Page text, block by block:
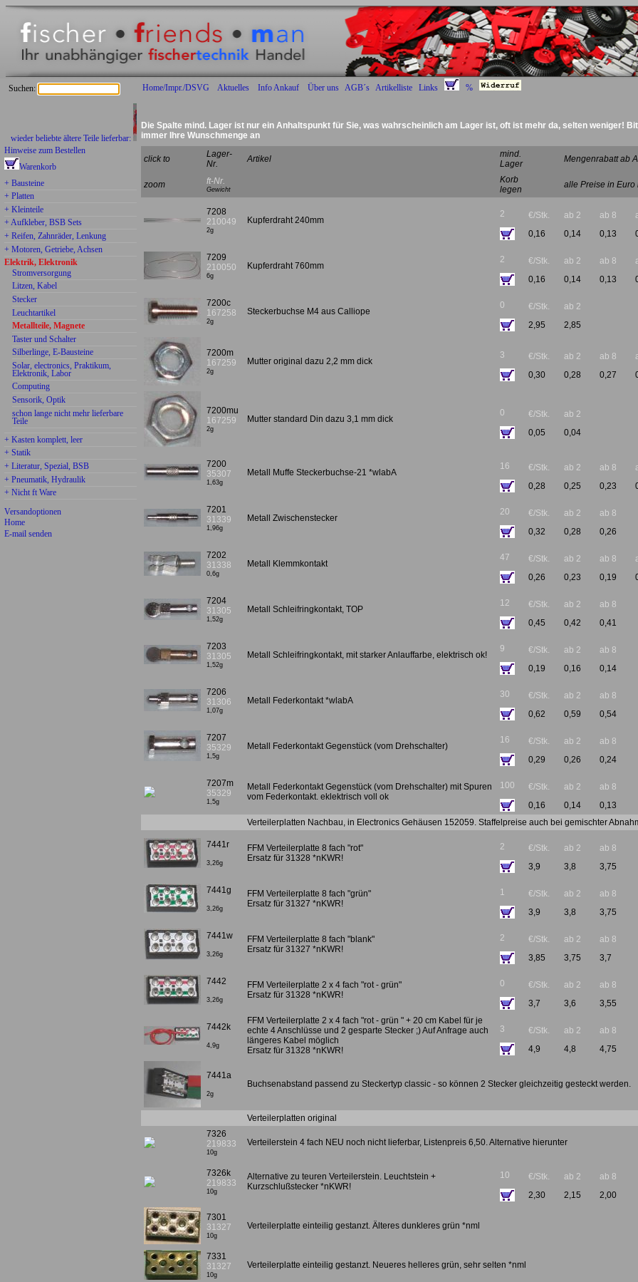
Home/Impr./DSVG Aktuelles Info Ankauf Über uns AGB´s Artikelliste Links %
Suchen:
beliebte ältere Teile lieferbar:
Hinweise zum Bestellen
Warenkorb
+ Bausteine
+ Platten
+ Kleinteile
+ Aufkleber, BSB Sets
+ Reifen, Zahnräder, Lenkung
+ Motoren, Getriebe, Achsen
Elektrik, Elektronik
Stromversorgung
Litzen, Kabel
Stecker
Leuchtartikel
Metallteile, Magnete
Taster und Schalter
Silberlinge, E-Bausteine
Solar, electronics, Praktikum,
Elektronik, Labor
Computing
Sensorik, Optik
schon lange nicht mehr lieferbare
Teile
+ Kasten komplett, leer
+ Statik
+ Literatur, Spezial, BSB
+ Pneumatik, Hydraulik
+ Nicht ft Ware
Versandoptionen
Home
E-mail senden
Die Spalte mind. Lager ist nur ein Anhaltspunkt für Sie, was wahrscheinlich am Lager ist, oft ist mehr da, selten weniger!
immer Ihre Wunschmenge an
click to
Lager-
Nr.
Artikel
mind.
Lager
Mengenrabatt ab
zoom ft-Nr.
Gewicht
Korb
legen
alle Preise in Euro
7208
210049
2g
Kupferdraht 240mm
2
€/Stk.
0,16
ab 2
0,14
ab 8
0,13
7209
210050
6g
Kupferdraht 760mm
2
€/Stk.
0,16
ab 2
0,14
ab 8
0,13
7200c
167258
2g
Steckerbuchse M4 aus Calliope
0
€/Stk.
2,95
ab 2
2,85
7200m
167259
2g
Mutter original dazu 2,2 mm dick
3
€/Stk.
0,30
ab 2
0,28
ab 8
0,27
7200mu
167259
2g
Mutter standard Din dazu 3,1 mm dick
0
€/Stk.
0,05
ab 2
0,04
7200
35307
1,63g
Metall Muffe Steckerbuchse-21 *wlabA
16
€/Stk.
0,28
ab 2
0,25
ab 8
0,23
7201
31339
1,96g
Metall Zwischenstecker
20
€/Stk.
0,32
ab 2
0,28
ab 8
0,26
7202
31338
0,6g
Metall Klemmkontakt
47
€/Stk.
0,26
ab 2
0,23
ab 8
0,19
7204
31305
1,52g
Metall Schleifringkontakt, TOP
12
€/Stk.
0,45
ab 2
0,42
ab 8
0,41
7203
31305
1,52g
Metall Schleifringkontakt, mit starker Anlauffarbe, elektrisch ok!
9
€/Stk.
0,19
ab 2
0,16
ab 8
0,14
7206
31306
1,07g
Metall Federkontakt *wlabA
30
€/Stk.
0,62
ab 2
0,59
ab 8
0,54
7207
35329
1,5g
Metall Federkontakt Gegenstück (vom Drehschalter)
16
€/Stk.
0,29
ab 2
0,26
ab 8
0,24
7207m
35329
1,5g
Metall Federkontakt Gegenstück (vom Drehschalter) mit Spuren
vom Federkontakt. eklektrisch voll ok
100
€/Stk.
0,16
ab 2
0,14
ab 8
0,13
Verteilerplatten Nachbau, in Electronics Gehäusen 152059. Staffelpreise auch bei gemischter
7441r
3,26g
FFM Verteilerplatte 8 fach "rot"
Ersatz für 31328 *nKWR!
2
€/Stk.
3,9
ab 2
3,8
ab 8
3,75
7441g
3,26g
FFM Verteilerplatte 8 fach "grün"
Ersatz für 31327 *nKWR!
1
€/Stk.
3,9
ab 2
3,8
ab 8
3,75
7441w
3,26g
FFM Verteilerplatte 8 fach "blank"
Ersatz für 31327 *nKWR!
2
€/Stk.
3,85
ab 2
3,75
ab 8
3,7
7442
3,26g
FFM Verteilerplatte 2 x 4 fach "rot - grün"
Ersatz für 31328 *nKWR!
0
€/Stk.
3,7
ab 2
3,6
ab 8
3,55
7442k
4,9g
FFM Verteilerplatte 2 x 4 fach "rot - grün " + 20 cm Kabel für je
echte 4 Anschlüsse und 2 gesparte Stecker ;) Auf Anfrage auch
längeres Kabel möglich
Ersatz für 31328 *nKWR!
3
€/Stk.
4,9
ab 2
4,8
ab 8
4,75
7441a
2g
Buchsenabstand passend zu Steckertyp classic - so können 2 Stecker gleichzeitig gesteckt werden.
Verteilerplatten original
7326
219833
10g
Verteilerstein 4 fach NEU noch nicht lieferbar, Listenpreis 6,50. Alternative hierunter
7326k
219833
10g
Alternative zu teuren Verteilerstein. Leuchtstein +
Kurzschlußstecker *nKWR!
10
€/Stk.
2,30
ab 2
2,15
ab 8
2,00
7301
31327
10g
Verteilerplatte einteilig gestanzt. Älteres dunkleres grün *nml
7331
31327
10g
Verteilerplatte einteilig gestanzt. Neueres helleres grün, sehr selten *nml